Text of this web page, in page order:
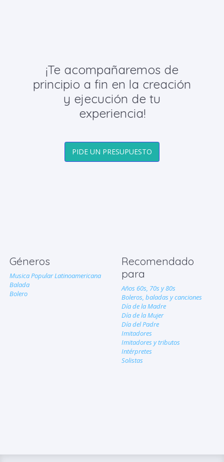
¡Te acompañaremos de
principio a fin en la creación
y ejecución de tu
experiencia!
PIDE UN PRESUPUESTO
Géneros
Musica Popular Latinoamericana
Balada
Bolero
Recomendado
para
Años 60s, 70s y 80s
Boleros, baladas y canciones
Día de la Madre
Día de la Mujer
Día del Padre
Imitadores
Imitadores y tributos
Intérpretes
Solistas